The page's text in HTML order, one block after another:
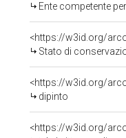
Ente competente per tutela
<https://w3id.org/
Stato di
<https://w3id.org/
dipinto
<https://w3id.org/